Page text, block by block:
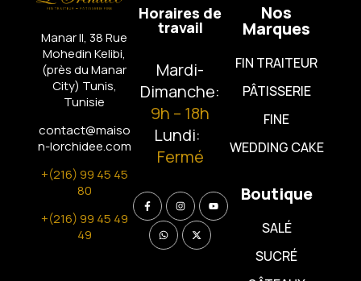
Manar II, 38 Rue
Mohedin Kelibi,
(près du Manar
City) Tunis,
Tunisie
contact@maiso
n-lorchidee.com
+(216) 99 45 45
80
+(216) 99 45 49
49
Nos
Marques
FIN TRAITEUR
PÂTISSERIE
FINE
WEDDING CAKE
Boutique
SALÉ
SUCRÉ
Horaires de
travail
Mardi-
Dimanche:
9h – 18h
Lundi:
Fermé